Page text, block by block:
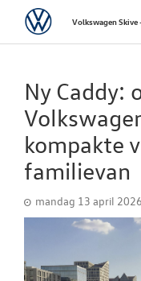
VolkswagenVolkswagen
Ny Caddy:
kompakte
familievan
mandag 13 april 2026